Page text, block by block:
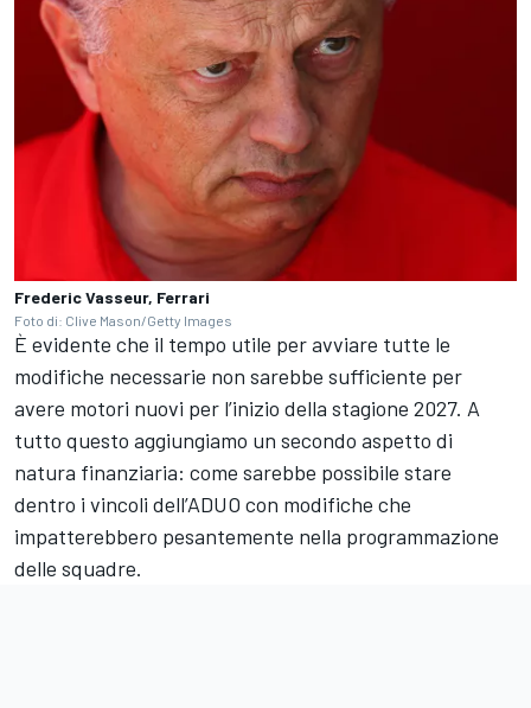
Frederic Vasseur, Ferrari
Foto di: Clive Mason/Getty Images
È evidente che il tempo utile per avviare tutte le
modifiche necessarie non sarebbe sufficiente per
avere motori nuovi per l’inizio della stagione 2027. A
tutto questo aggiungiamo un secondo aspetto di
natura finanziaria: come sarebbe possibile stare
dentro i vincoli dell’ADUO con modifiche che
impatterebbero pesantemente nella programmazione
delle squadre.